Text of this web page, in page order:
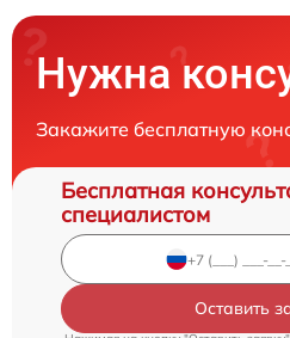
Нужна
Закажите бесплатную
Бесплатная
специалистом
Оставить